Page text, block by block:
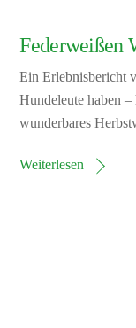
Federweißen
Ein Erlebnisbericht
Hundeleute haben
wunderbares
Weiterlesen